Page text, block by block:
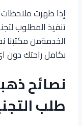
إذا ظهرت
تنفيذ المطلوب
الخدمةمن مكتبنا
بكامل راحتك دون
نصائح
طلب